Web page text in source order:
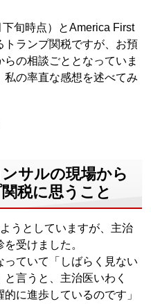
旬時点）とAmerica First
トランプ関税ですが、お預
の相談ごととなっていま
の率直な感想を述べてみ
サルの現場から
税に思うこと
うとしていますが、主治
受けました。
っていて「しばらく見ない
言うと、主治医いわく
に進歩しているのです」